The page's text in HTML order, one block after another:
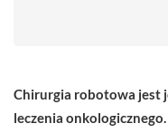
Chirurgia robotowa jest
leczenia